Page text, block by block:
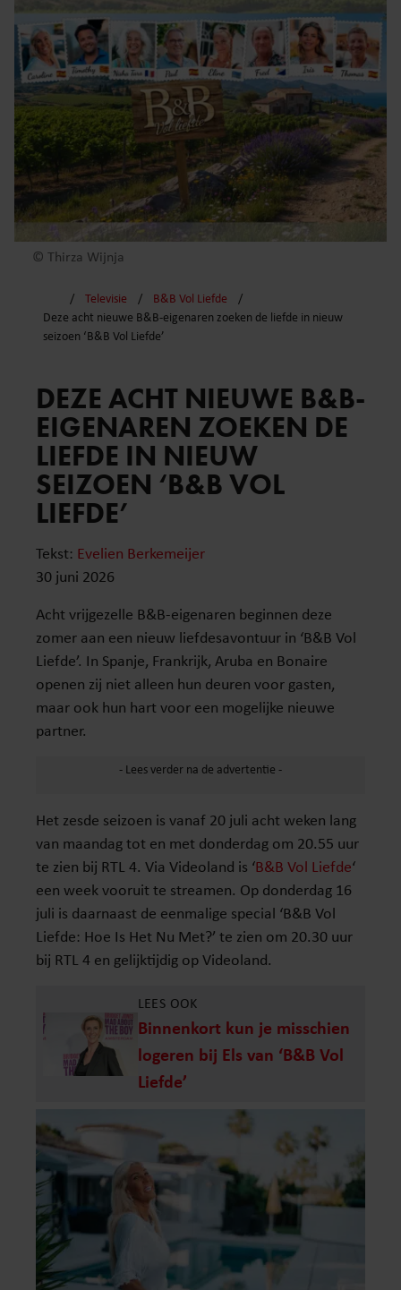
© Thirza Wijnja
Televisie
B&B Vol Liefde
Deze acht nieuwe B&B-eigenaren zoeken de liefde in nieuw
seizoen ‘B&B Vol Liefde’
DEZE ACHT NIEUWE B&B-
EIGENAREN ZOEKEN DE
LIEFDE IN NIEUW
SEIZOEN ‘B&B VOL
LIEFDE’
Tekst: Evelien Berkemeijer
30 juni 2026
Acht vrijgezelle B&B-eigenaren beginnen deze
zomer aan een nieuw liefdesavontuur in ‘B&B Vol
Liefde’. In Spanje, Frankrijk, Aruba en Bonaire
openen zij niet alleen hun deuren voor gasten,
maar ook hun hart voor een mogelijke nieuwe
partner.
Het zesde seizoen is vanaf 20 juli acht weken lang
van maandag tot en met donderdag om 20.55 uur
te zien bij RTL 4. Via Videoland is ‘B&B Vol Liefde‘
een week vooruit te streamen. Op donderdag 16
juli is daarnaast de eenmalige special ‘B&B Vol
Liefde: Hoe Is Het Nu Met?’ te zien om 20.30 uur
bij RTL 4 en gelijktijdig op Videoland.
LEES OOK
Binnenkort kun je misschien
logeren bij Els van ‘B&B Vol
Liefde’